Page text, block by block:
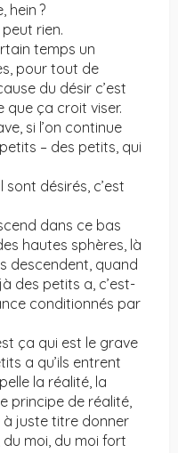
hein ?
peut rien.
temps un
pour tout de
du désir c’est
ça croit viser.
si l’on continue
– des petits, qui
sont désirés, c’est
dans ce bas
hautes sphères, là
descendent, quand
des petits a, c’est-
conditionnés par
ça qui est le grave
a qu’ils entrent
la réalité, la
principe de réalité,
à juste titre donner
moi, du moi fort